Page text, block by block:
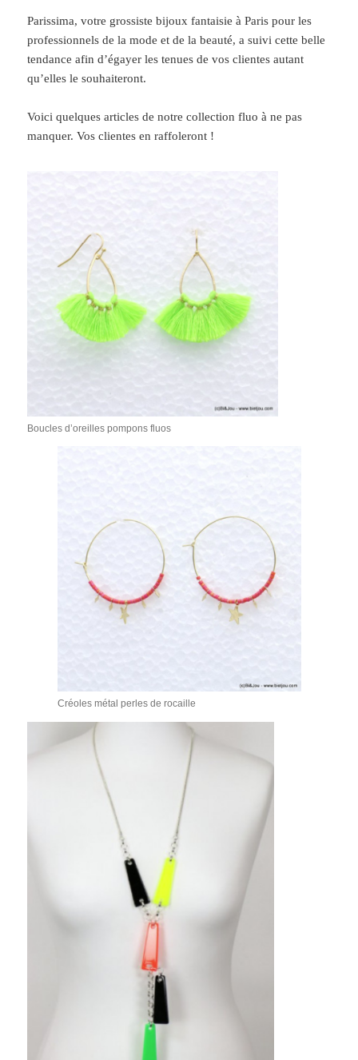
Parissima, votre grossiste bijoux fantaisie à Paris pour les
professionnels de la mode et de la beauté, a suivi cette belle
tendance afin d’égayer les tenues de vos clientes autant
qu’elles le souhaiteront.
Voici quelques articles de notre collection fluo à ne pas
manquer. Vos clientes en raffoleront !
Boucles d’oreilles pompons fluos
Créoles métal perles de rocaille